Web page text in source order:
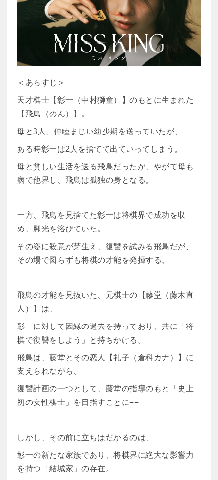
＜あらすじ＞
天才棋士【彰一（中村獅童）】のもとに生まれた
【飛鳥（のん）】。
母と3人、仲睦まじい幼少期を送っていたが、
ある時彰一は2人を捨てて出ていってしまう。
母と貧しい生活を送る飛鳥だったが、やがて母も
病で他界し、飛鳥は孤独の身となる。
一方、飛鳥を見捨てた彰一は将棋界で成功を収
め、脚光を浴びていた。
その姿に殺意が芽生え、復讐を試みる飛鳥だが、
その場で図らずも将棋の才能を発揮する。
飛鳥の才能を見抜いた、元棋士の【藤堂（藤木直
人）】は、
彰一に対して因縁の過去を持っており、共に「将
棋で復讐をしよう」と持ちかける。
飛鳥は、藤堂とその恋人【礼子（倉科カナ）】に
支えられながら、
復讐計画の一つとして、藤堂の指導のもと「史上
初の女性棋士」を目指すことに−−
しかし、その前に立ちはだかるのは、
彰一の新たな家族であり、将棋界に絶大な影響力
を持つ「結城家」の存在。